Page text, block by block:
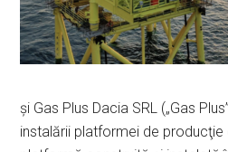
şi Gas Plus Dacia SRL („Gas
instalării platformei de producţie